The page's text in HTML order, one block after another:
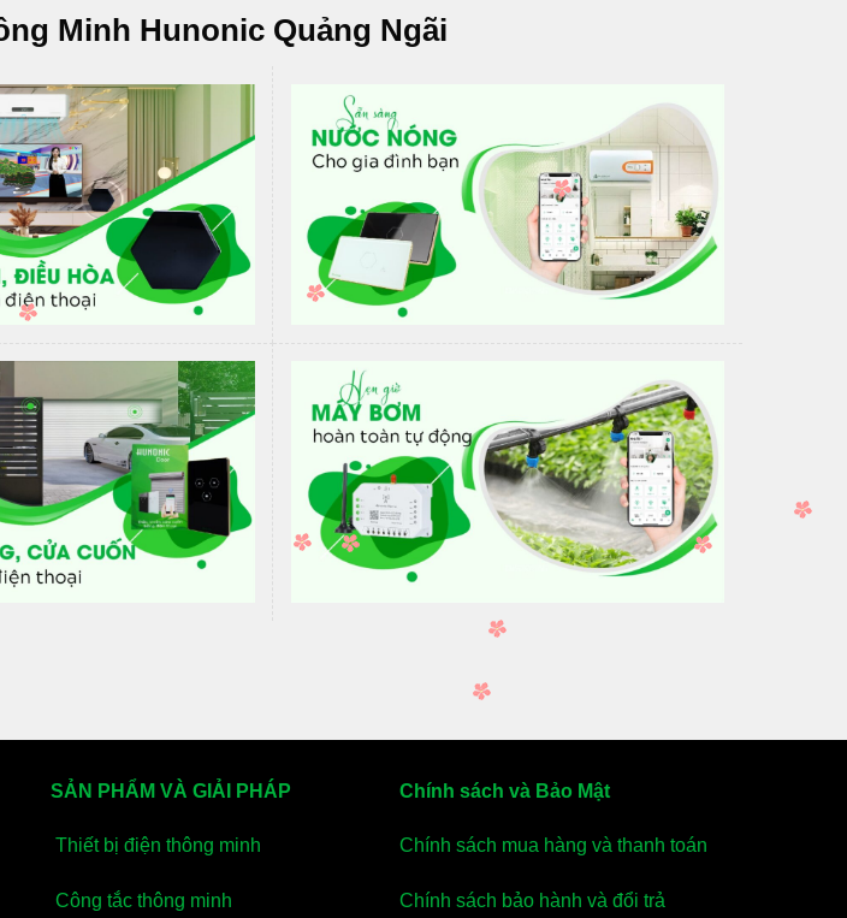
Minh Hunonic Quảng Ngãi
SẢN PHẨM VÀ GIẢI PHÁP
Thiết bị điện thông minh
Công tắc thông minh
Chính sách và Bảo Mật
Chính sách mua hàng và thanh toán
Chính sách bảo hành và đổi trả